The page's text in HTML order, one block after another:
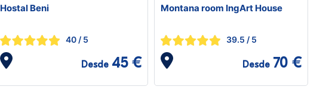
Hostal Beni
40 / 5
Desde 45 €
Montana room IngArt House
39.5 / 5
Desde 70 €